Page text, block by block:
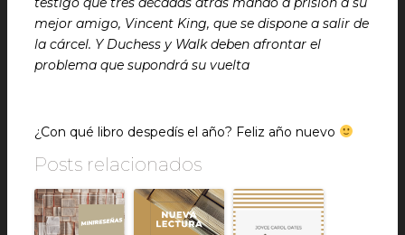
mejor amigo, Vincent King, que se dispone a salir de
la cárcel. Y Duchess y Walk deben afrontar el
problema que supondrá su vuelta
¿Con qué libro despedís el año? Feliz año nuevo
Posts relacionados